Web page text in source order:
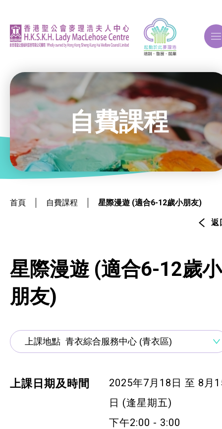
關於我們
ERB再培訓課程
自費課程
創新科技
手語課程
急救課程
髮型改造
美顏妝扮
保健按摩
自費課程
首頁 自費課程 星際漫遊 (適合6-12歲小朋友)
返
星際漫遊 (適合6-12歲小
朋友)
上課日期及時間
2025年7月18日 至 8月
日 (逢星期五)
下午2:00 - 3:00